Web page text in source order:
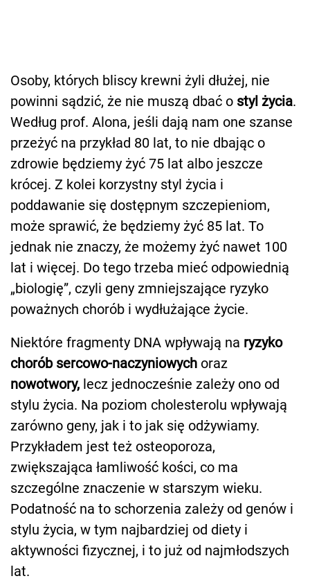
Osoby, których bliscy krewni żyli dłużej, nie
powinni sądzić, że nie muszą dbać o styl życia.
Według prof. Alona, jeśli dają nam one szanse
przeżyć na przykład 80 lat, to nie dbając o
zdrowie będziemy żyć 75 lat albo jeszcze
krócej. Z kolei korzystny styl życia i
poddawanie się dostępnym szczepieniom,
może sprawić, że będziemy żyć 85 lat. To
jednak nie znaczy, że możemy żyć nawet 100
lat i więcej. Do tego trzeba mieć odpowiednią
„biologię”, czyli geny zmniejszające ryzyko
poważnych chorób i wydłużające życie.
Niektóre fragmenty DNA wpływają na ryzyko
chorób sercowo-naczyniowych oraz
nowotwory, lecz jednocześnie zależy ono od
stylu życia. Na poziom cholesterolu wpływają
zarówno geny, jak i to jak się odżywiamy.
Przykładem jest też osteoporoza,
zwiększająca łamliwość kości, co ma
szczególne znaczenie w starszym wieku.
Podatność na to schorzenia zależy od genów i
stylu życia, w tym najbardziej od diety i
aktywności fizycznej, i to już od najmłodszych
lat.